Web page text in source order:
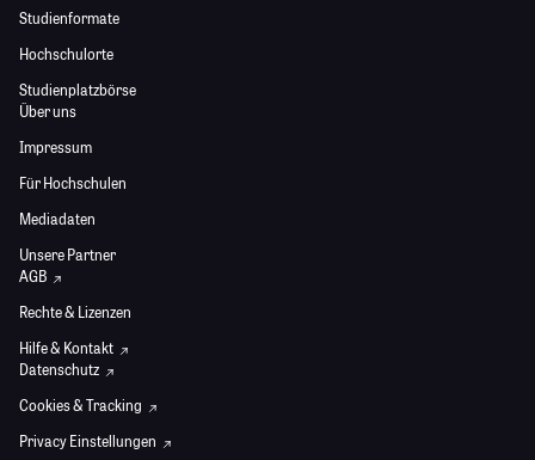
Studienformate
Hochschulorte
Studienplatzbörse
Über uns
Impressum
Für Hochschulen
Mediadaten
Unsere Partner
AGB
Rechte & Lizenzen
Hilfe & Kontakt
Datenschutz
Cookies & Tracking
Privacy Einstellungen